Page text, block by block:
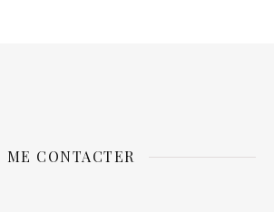
ME CONTACTER